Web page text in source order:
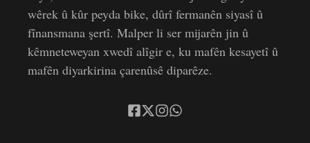
wêrek û kûr peyda bike, dûrî fermanên siyasî û
fînansmana şertî. Malper li ser mijarên jin û
kêmneteweyan xwedî alîgir e, ku mafên kesayetî û
mafên diyarkirina çarenûsê diparêze.